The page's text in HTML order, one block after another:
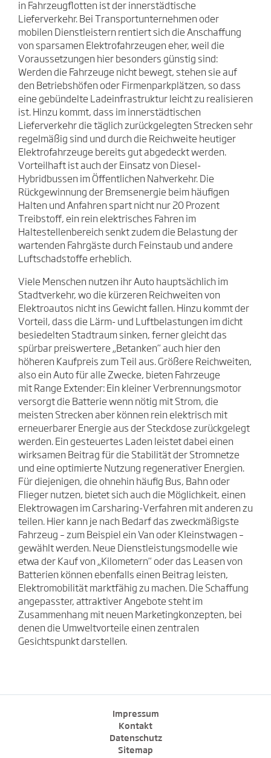
in Fahrzeugflotten ist der innerstädtische
Lieferverkehr. Bei Transportunternehmen oder
mobilen Dienstleistern rentiert sich die Anschaffung
von sparsamen Elektrofahrzeugen eher, weil die
Voraussetzungen hier besonders günstig sind:
Werden die Fahrzeuge nicht bewegt, stehen sie auf
den Betriebshöfen oder Firmenparkplätzen, so dass
eine gebündelte Ladeinfrastruktur leicht zu realisieren
ist. Hinzu kommt, dass im innerstädtischen
Lieferverkehr die täglich zurückgelegten Strecken sehr
regelmäßig sind und durch die Reichweite heutiger
Elektrofahrzeuge bereits gut abgedeckt werden.
Vorteilhaft ist auch der Einsatz von Diesel-
Hybridbussen im Öffentlichen Nahverkehr. Die
Rückgewinnung der Bremsenergie beim häufigen
Halten und Anfahren spart nicht nur 20 Prozent
Treibstoff, ein rein elektrisches Fahren im
Haltestellenbereich senkt zudem die Belastung der
wartenden Fahrgäste durch Feinstaub und andere
Luftschadstoffe erheblich.
Viele Menschen nutzen ihr Auto hauptsächlich im
Stadtverkehr, wo die kürzeren Reichweiten von
Elektroautos nicht ins Gewicht fallen. Hinzu kommt der
Vorteil, dass die Lärm- und Luftbelastungen im dicht
besiedelten Stadtraum sinken, ferner gleicht das
spürbar preiswertere „Betanken“ auch hier den
höheren Kaufpreis zum Teil aus. Größere Reichweiten,
also ein Auto für alle Zwecke, bieten Fahrzeuge
mit Range Extender: Ein kleiner Verbrennungsmotor
versorgt die Batterie wenn nötig mit Strom, die
meisten Strecken aber können rein elektrisch mit
erneuerbarer Energie aus der Steckdose zurückgelegt
werden. Ein gesteuertes Laden leistet dabei einen
wirksamen Beitrag für die Stabilität der Stromnetze
und eine optimierte Nutzung regenerativer Energien.
Für diejenigen, die ohnehin häufig Bus, Bahn oder
Flieger nutzen, bietet sich auch die Möglichkeit, einen
Elektrowagen im Carsharing-Verfahren mit anderen zu
teilen. Hier kann je nach Bedarf das zweckmäßigste
Fahrzeug – zum Beispiel ein Van oder Kleinstwagen –
gewählt werden. Neue Dienstleistungsmodelle wie
etwa der Kauf von „Kilometern“ oder das Leasen von
Batterien können ebenfalls einen Beitrag leisten,
Elektromobilität marktfähig zu machen. Die Schaffung
angepasster, attraktiver Angebote steht im
Zusammenhang mit neuen Marketingkonzepten, bei
denen die Umweltvorteile einen zentralen
Gesichtspunkt darstellen.
Impressum
Kontakt
Datenschutz
Sitemap